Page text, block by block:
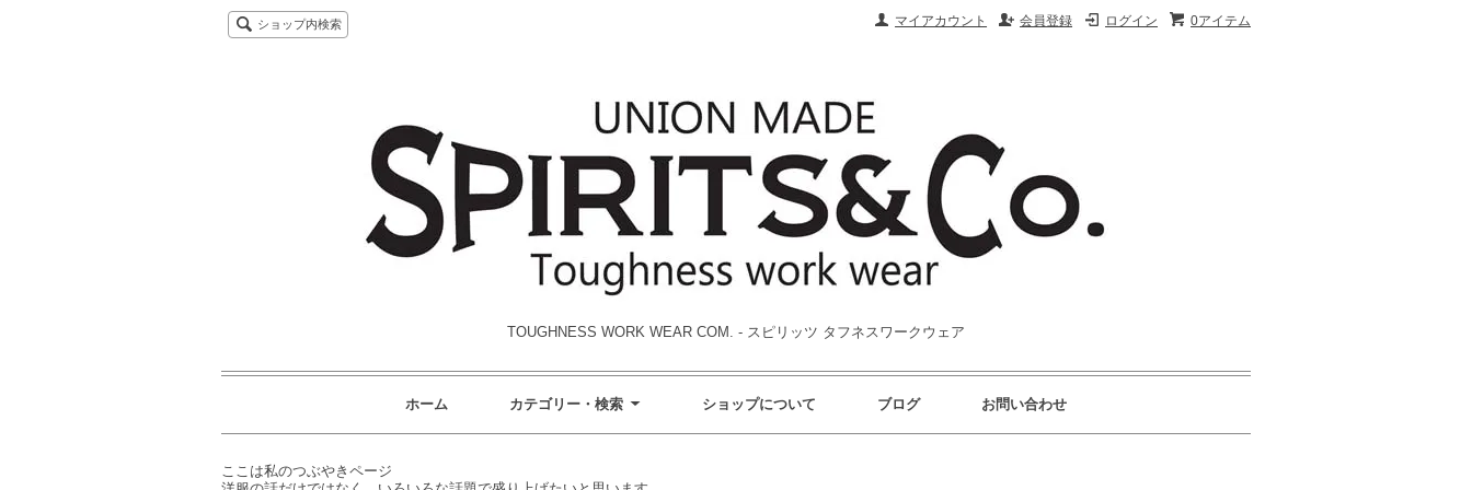
0アイテム
ログイン
会員登録
マイアカウント
ショップ内検索
TOUGHNESS WORK WEAR COM. - スピリッツ タフネスワークウェア
ホーム カテゴリー・検索 ショップについて ブログ お問い合わせ
ここは私のつぶやきページ